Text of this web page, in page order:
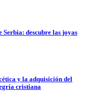
descubre las joyas
y la adquisición del
cristiana